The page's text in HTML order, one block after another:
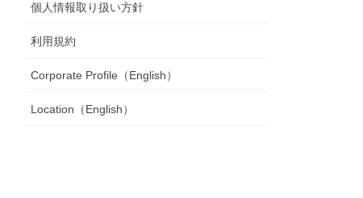
個人情報取り扱い方針
利用規約
Corporate Profile（English）
Location（English）